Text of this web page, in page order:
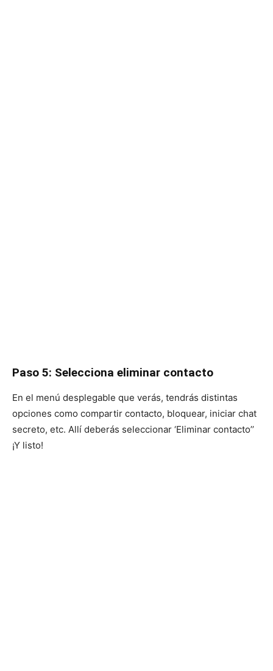
Paso 5: Selecciona eliminar contacto
En el menú desplegable que verás, tendrás distintas
opciones como compartir contacto, bloquear, iniciar chat
secreto, etc. Allí deberás seleccionar ‘Eliminar contacto’’
¡Y listo!